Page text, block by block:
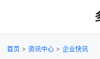
首页 > 资讯中心 > 企业快讯